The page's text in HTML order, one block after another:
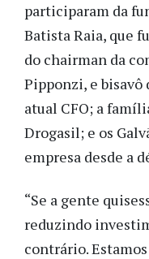
participaram da
Batista Raia, que
do chairman da
Pipponzi, e bisavô
atual CFO; a
Drogasil; e os
empresa desde a
“Se a gente
reduzindo
contrário.